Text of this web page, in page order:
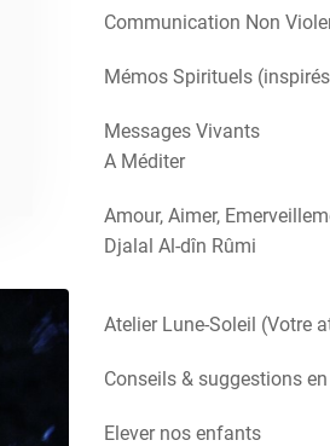
Communication Non
Mémos Spirituels
Messages Vivants
A Méditer
Amour, Aimer,
Djalal Al-dîn Rûmi
Atelier Lune-Soleil (Votre
Conseils & suggestions
Elever nos enfants